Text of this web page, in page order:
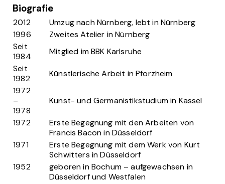
Biografie
2012
Umzug nach Nürnberg, lebt in Nürnberg
1996
Zweites Atelier in Nürnberg
Seit
1984
Mitglied im BBK Karlsruhe
Seit
1982
Künstlerische Arbeit in Pforzheim
1972
–
1978
Kunst- und Germanistikstudium in Kassel
1972
Erste Begegnung mit den Arbeiten von
Francis Bacon in Düsseldorf
1971
Erste Begegnung mit dem Werk von Kurt
Schwitters in Düsseldorf
1952
geboren in Bochum – aufgewachsen in
Düsseldorf und Westfalen